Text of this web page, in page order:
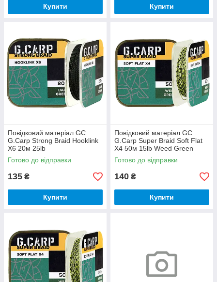
Купити Купити
Повідковий матеріал GC
G.Carp Strong Braid Hooklink
X6 20м 25lb
Готово до відправки
135 ₴
Купити
Повідковий матеріал GC
G.Carp Super Braid Soft Flat
X4 50м 15lb Weed Green
Готово до відправки
140 ₴
Купити